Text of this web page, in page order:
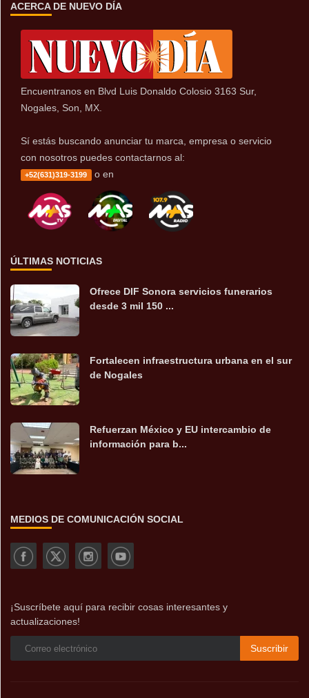
ACERCA DE NUEVO DÍA
Encuentranos en Blvd Luis Donaldo Colosio 3163 Sur,
Nogales, Son, MX.
Sí estás buscando anunciar tu marca, empresa o servicio
con nosotros puedes contactarnos al:
+52(631)319-3199 o en
ÚLTIMAS NOTICIAS
Ofrece DIF Sonora servicios funerarios
desde 3 mil 150 ...
Fortalecen infraestructura urbana en el sur
de Nogales
Refuerzan México y EU intercambio de
información para b...
MEDIOS DE COMUNICACIÓN SOCIAL
¡Suscríbete aquí para recibir cosas interesantes y
actualizaciones!
Suscribir